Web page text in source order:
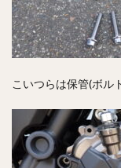
こいつらは保管(ボル